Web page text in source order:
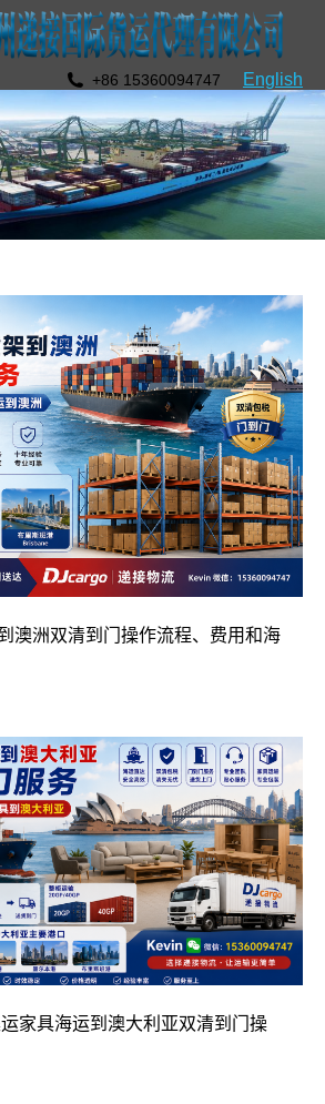
+86 15360094747 English
澳洲双清到门操作流程、费用和海
家具海运到澳大利亚双清到门操